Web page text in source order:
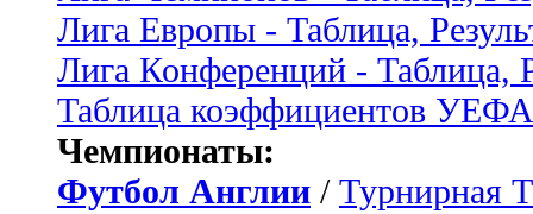
Лига Европы - Таблица,
Лига Конференций - Таблица,
Таблица коэффициентов УЕФА
Чемпионаты:
Футбол Англии / Турнирная